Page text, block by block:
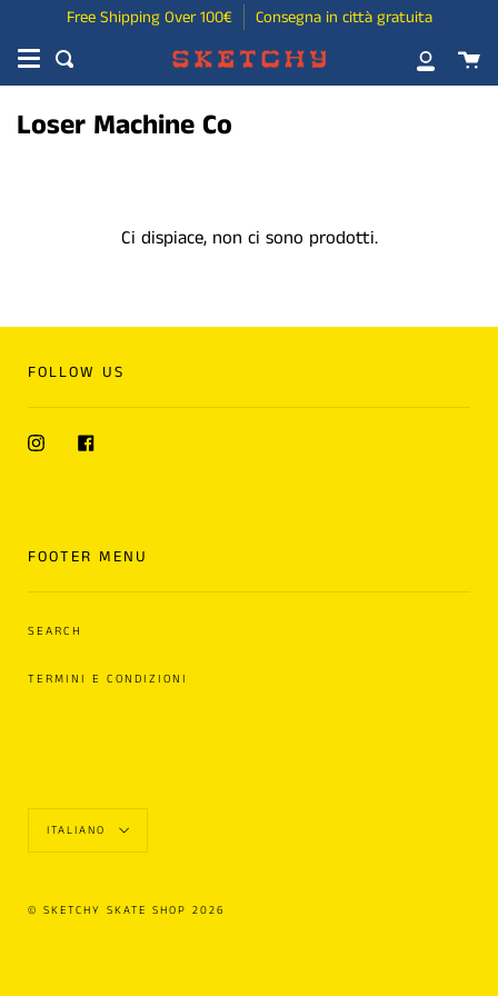
Free Shipping Over 100€ Consegna in città gratuita
Cerca
Il
Loser Machine Co
Ci dispiace, non ci sono prodotti.
FOLLOW US
InstagramFacebook
FOOTER MENU
SEARCH
TERMINI E CONDIZIONI
Lingue
ITALIANO
© SKETCHY SKATE SHOP 2026